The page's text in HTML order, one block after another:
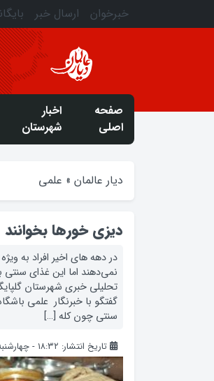
خبرخوان ارسال خبر
صفحه
اصلی
اخبار
شهرستان
دیار عالمان » علمی
ديزي خورها بخوانند
در دهه هاي اخير افراد به
نمي‌دهند اما اين غذاي
تحلیلی خبری شهرستان
گفتگو با خبرنگار علمي
سنتي چون كله […]
تاریخ انتشار: ۱۸:۳۲ - چهارشنبه ۱۳۹۲/۰۵/۳۰